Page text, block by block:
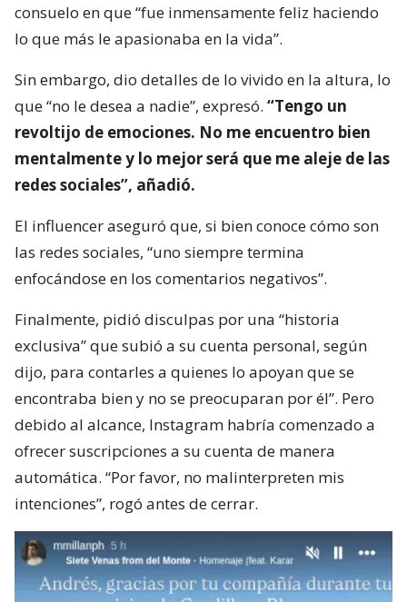
consuelo en que “fue inmensamente feliz haciendo
lo que más le apasionaba en la vida”.
Sin embargo, dio detalles de lo vivido en la altura, lo
que “no le desea a nadie”, expresó. “Tengo un
revoltijo de emociones. No me encuentro bien
mentalmente y lo mejor será que me aleje de las
redes sociales”, añadió.
El influencer aseguró que, si bien conoce cómo son
las redes sociales, “uno siempre termina
enfocándose en los comentarios negativos”.
Finalmente, pidió disculpas por una “historia
exclusiva” que subió a su cuenta personal, según
dijo, para contarles a quienes lo apoyan que se
encontraba bien y no se preocuparan por él”. Pero
debido al alcance, Instagram habría comenzado a
ofrecer suscripciones a su cuenta de manera
automática. “Por favor, no malinterpreten mis
intenciones”, rogó antes de cerrar.